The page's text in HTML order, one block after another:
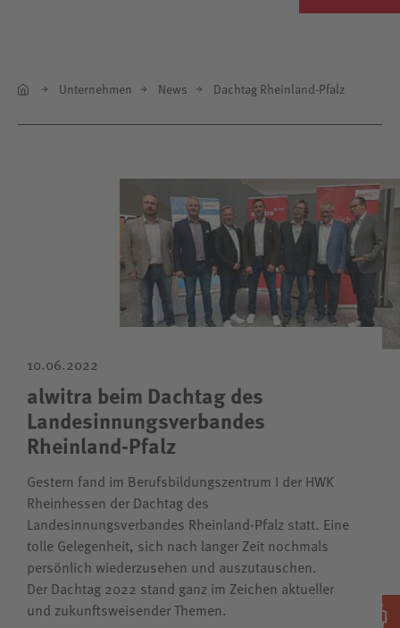
Unternehmen News Dachtag Rheinland-Pfalz
10.06.2022
alwitra beim Dachtag des
Landesinnungsverbandes
Rheinland-Pfalz
Gestern fand im Berufsbildungszentrum I der HWK
Rheinhessen der Dachtag des
Landesinnungsverbandes Rheinland-Pfalz statt. Eine
tolle Gelegenheit, sich nach langer Zeit nochmals
persönlich wiederzusehen und auszutauschen.
Der Dachtag 2022 stand ganz im Zeichen aktueller
und zukunftsweisender Themen.